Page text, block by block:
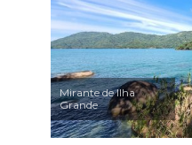
Mirante de Ilha
Grande